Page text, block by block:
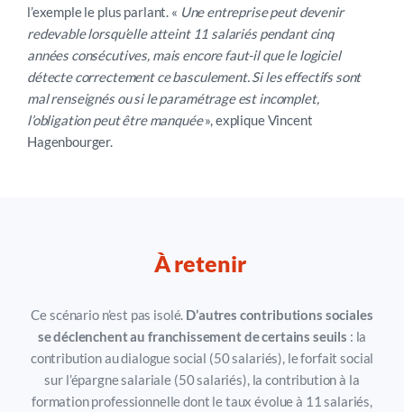
l’exemple le plus parlant. « Une entreprise peut devenir
redevable lorsqu’elle atteint 11 salariés pendant cinq
années consécutives, mais encore faut-il que le logiciel
détecte correctement ce basculement. Si les effectifs sont
mal renseignés ou si le paramétrage est incomplet,
l’obligation peut être manquée», explique Vincent
Hagenbourger.
À retenir
Ce scénario n’est pas isolé. D’autres contributions sociales
se déclenchent au franchissement de certains seuils : la
contribution au dialogue social (50 salariés), le forfait social
sur l’épargne salariale (50 salariés), la contribution à la
formation professionnelle dont le taux évolue à 11 salariés,